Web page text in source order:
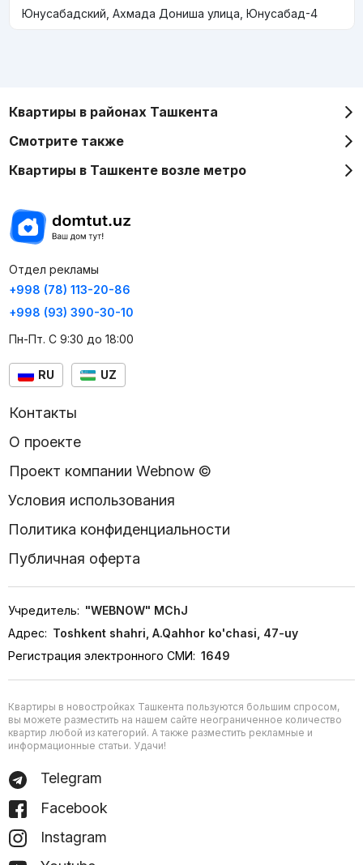
Юнусабадский, Ахмада Дониша улица, Юнусабад-4
Квартиры в районах Ташкента
Смотрите также
Квартиры в Ташкенте возле метро
Отдел рекламы
+998 (78) 113-20-86
+998 (93) 390-30-10
Пн-Пт. С 9:30 до 18:00
RU UZ
Контакты
О проекте
Проект компании Webnow ©
Условия использования
Политика конфиденциальности
Публичная оферта
Учредитель: "WEBNOW" MChJ
Адрес: Toshkent shahri, A.Qahhor ko'chasi, 47-uy
Регистрация электронного СМИ: 1649
Квартиры в новостройках Ташкента пользуются большим спросом,
вы можете разместить на нашем сайте неограниченное количество
квартир любой из категорий. А также разместить рекламные и
информационные статьи. Удачи!
Telegram
Facebook
Instagram